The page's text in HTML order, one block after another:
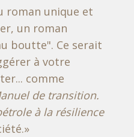
roman unique et
un roman
boutte". Ce serait
à votre
comme
de transition.
à la résilience